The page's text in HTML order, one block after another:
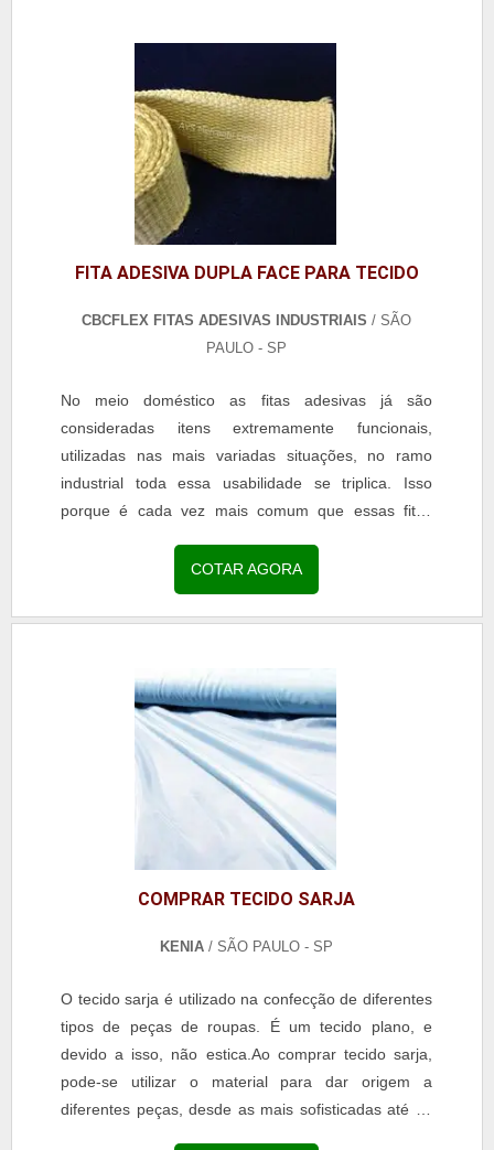
FITA ADESIVA DUPLA FACE PARA TECIDO
CBCFLEX FITAS ADESIVAS INDUSTRIAIS / SÃO
PAULO - SP
No meio doméstico as fitas adesivas já são
consideradas itens extremamente funcionais,
utilizadas nas mais variadas situações, no ramo
industrial toda essa usabilidade se triplica. Isso
porque é cada vez mais comum que essas fitas
COTAR AGORA
COMPRAR TECIDO SARJA
KENIA / SÃO PAULO - SP
O tecido sarja é utilizado na confecção de diferentes
tipos de peças de roupas. É um tecido plano, e
devido a isso, não estica.Ao comprar tecido sarja,
pode-se utilizar o material para dar origem a
diferentes peças, desde as mais sofisticadas até as